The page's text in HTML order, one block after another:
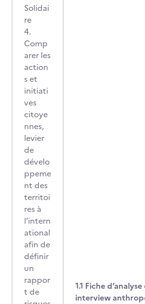
Solidai
re
4.
Comp
arer les
action
s et
initiati
ves
citoye
nnes,
levier
de
dévelo
ppeme
nt des
territoi
res à
l’intern
ational
afin de
définir
un
rappor
t de
1.1 Fiche
interview